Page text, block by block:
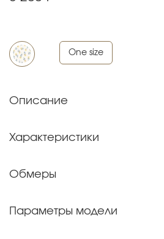
One size
Описание
Характеристики
Обмеры
Параметры модели